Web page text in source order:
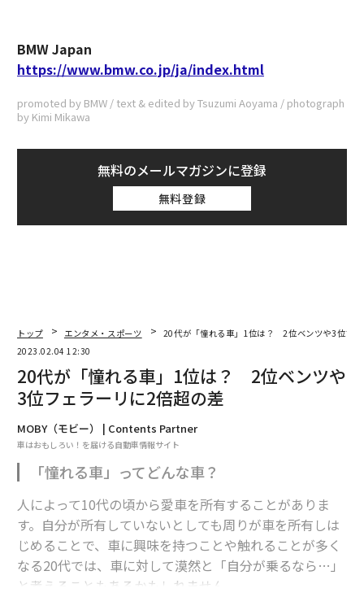
BMW Japan
https://www.bmw.co.jp/ja/index.html
promoted by BMW / text & edited by Tsuzumi Aoyama / photograph
by Kimi Mikawa
無料のメールマガジンに登録
無料登録
トップ エンタメ・スポーツ
20代が「憧れる車」1位は？ 2位ベンツや3位フ
2023.02.04 12:30
20代が「憧れる車」1位は？ 2位ベンツや
3位フェラーリに2倍超の差
MOBY（モビー） | Contents Partner
車はおもしろい！を届ける自動車情報サイト
「憧れる車」ってどんな車？
人によって10代の頃から愛車を所有することがありま
す。自分が所有していないとしても周りが車を所有しは
じめることで、車に興味を持つことや触れることが多く
なる20代では、車に対して漠然と「自分が乗るなら…」
と考えることもあるかもしれません。